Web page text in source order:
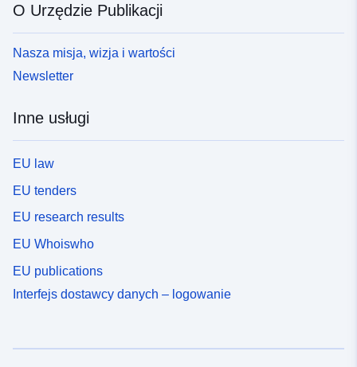
O Urzędzie Publikacji
Nasza misja, wizja i wartości
Newsletter
Inne usługi
EU law
EU tenders
EU research results
EU Whoiswho
EU publications
Interfejs dostawcy danych – logowanie